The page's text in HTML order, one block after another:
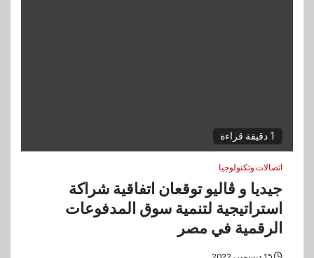
1 دقيقة قراءة
اتصالات وتكنولوجيا
جيديا و ڤاليو توقعان اتفاقية شراكة
استراتيجية لتنمية سوق المدفوعات
الرقمية في مصر